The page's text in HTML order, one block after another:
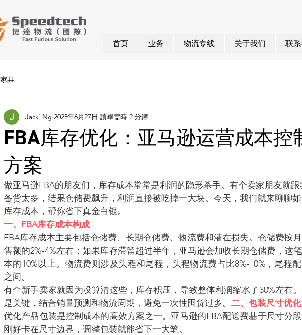
首页 业务 物流专线 关于我们 联
家具
FBA库存优化：亚马逊运营成本控
方案
Jack` Ng 2025年6月27日 讀畢需時 2 分鐘
做亚马逊FBA的朋友们，库存成本常常是利润的隐形杀手。有个卖家朋友就
备货太多，结果仓储费飙升，利润直接被吃掉一大块。今天，我们就来聊聊
库存成本，帮你省下真金白银。
一、FBA库存成本构成
FBA库存成本主要包括仓储费、长期仓储费、物流费和潜在损失。仓储费按
售额的2%-4%左右；如果库存滞留超过半年，亚马逊会加收长期仓储费，这
本的10%以上。物流费则涉及头程和尾程，头程物流费占比8%-10%，尾程
之间。
有个新手卖家就因为没算清这些，库存积压，导致整体利润缩水了30%左右
是关键，结合销量预测和物流周期，避免一次性囤货过多。 二、包装尺寸优
优化产品包装是控制成本的高效方案之一。亚马逊的FBA配送费基于尺寸分
刚好卡在尺寸边界，调整包装就能省下一大笔。